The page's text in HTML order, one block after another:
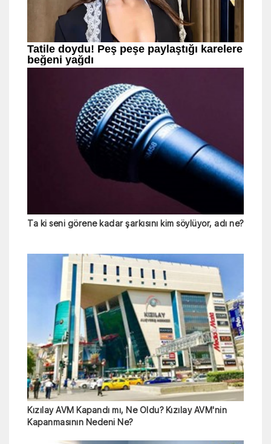
Ta ki seni görene kadar şarkısını kim söylüyor, adı ne?
Kızılay AVM Kapandı mı, Ne Oldu? Kızılay AVM'nin
Kapanmasının Nedeni Ne?